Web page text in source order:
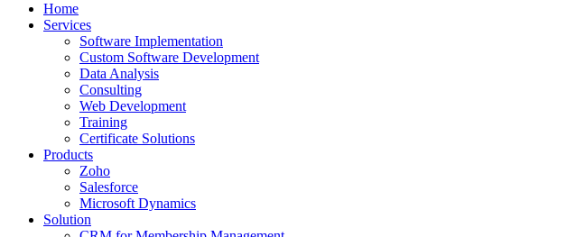
Home
Services
Software Implementation
Custom Software Development
Data Analysis
Consulting
Web Development
Training
Certificate Solutions
Products
Zoho
Salesforce
Microsoft Dynamics
Solution